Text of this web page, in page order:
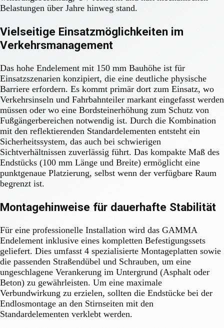
Belastungen über Jahre hinweg stand.
Vielseitige Einsatzmöglichkeiten im
Verkehrsmanagement
Das hohe Endelement mit 150 mm Bauhöhe ist für
Einsatzszenarien konzipiert, die eine deutliche physische
Barriere erfordern. Es kommt primär dort zum Einsatz, wo
Verkehrsinseln und Fahrbahnteiler markant eingefasst werden
müssen oder wo eine Bordsteinerhöhung zum Schutz von
Fußgängerbereichen notwendig ist. Durch die Kombination
mit den reflektierenden Standardelementen entsteht ein
Sicherheitssystem, das auch bei schwierigen
Sichtverhältnissen zuverlässig führt. Das kompakte Maß des
Endstücks (100 mm Länge und Breite) ermöglicht eine
punktgenaue Platzierung, selbst wenn der verfügbare Raum
begrenzt ist.
Montagehinweise für dauerhafte Stabilität
Für eine professionelle Installation wird das GAMMA
Endelement inklusive eines kompletten Befestigungssets
geliefert. Dies umfasst 4 spezialisierte Montageplatten sowie
die passenden Straßendübel und Schrauben, um eine
ungeschlagene Verankerung im Untergrund (Asphalt oder
Beton) zu gewährleisten. Um eine maximale
Verbundwirkung zu erzielen, sollten die Endstücke bei der
Endlosmontage an den Stirnseiten mit den
Standardelementen verklebt werden.